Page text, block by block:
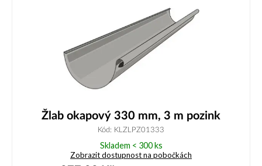
Žlab okapový 330 mm, 3 m pozink
Kód: KLZLPZ01333
Skladem < 300 ks
Zobrazit dostupnost na pobočkách